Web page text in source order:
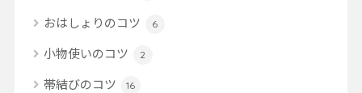
おはしょりのコツ 6
小物使いのコツ 2
帯結びのコツ 16